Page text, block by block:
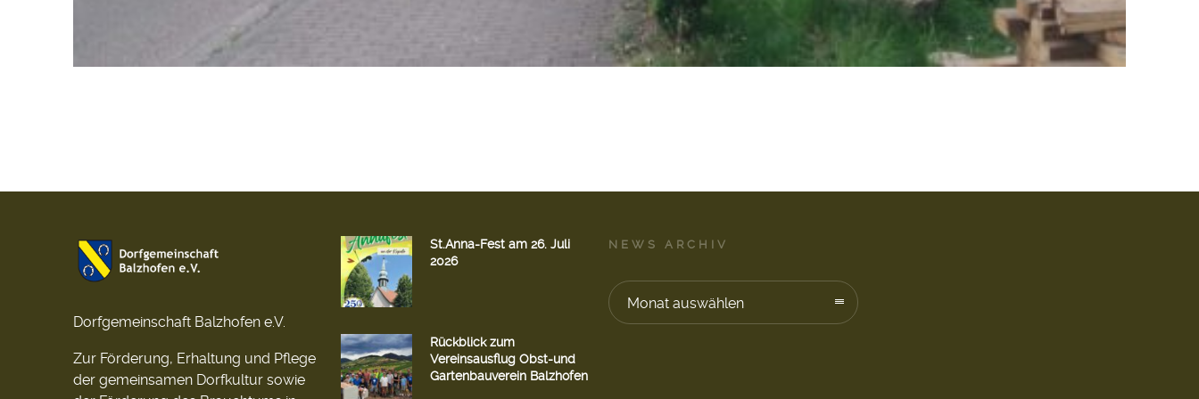
Dorfgemeinschaft Balzhofen e.V.
Zur Förderung, Erhaltung und Pflege
der gemeinsamen Dorfkultur sowie
St.Anna-Fest am 26. Juli
2026
Rückblick zum
Vereinsausflug Obst-und
Gartenbauverein Balzhofen
NEWS ARCHIV
Monat auswählen